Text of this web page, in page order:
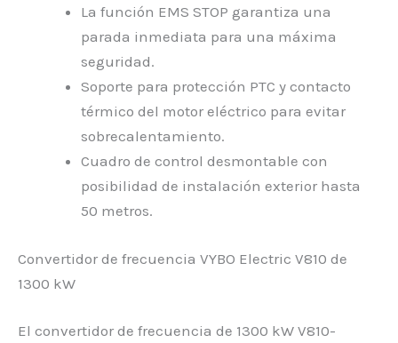
La función EMS STOP garantiza una
parada inmediata para una máxima
seguridad.
Soporte para protección PTC y contacto
térmico del motor eléctrico para evitar
sobrecalentamiento.
Cuadro de control desmontable con
posibilidad de instalación exterior hasta
50 metros.
Convertidor de frecuencia VYBO Electric V810 de
1300 kW
El convertidor de frecuencia de 1300 kW V810-